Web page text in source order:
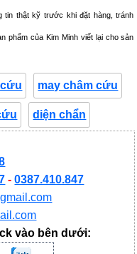
tin thật kỹ trước khi đặt hàng, tránh
phẩm của Kim Minh viết lại cho sản
may châm cứu
diện chẩn
-0387.410.847
vào bên dưới: